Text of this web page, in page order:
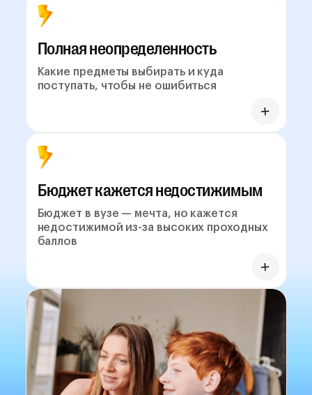
Полная неопределенность
Какие предметы выбирать и куда
поступать, чтобы не ошибиться
Бюджет кажется недостижимым
Бюджет в вузе — мечта, но кажется
недостижимой из-за высоких проходных
баллов